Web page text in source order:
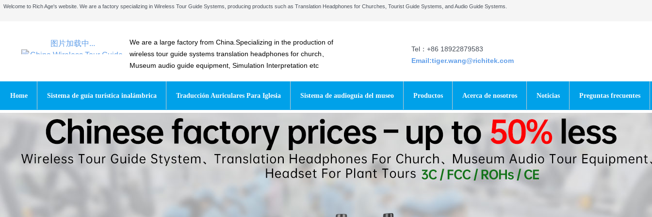
图片加载中...
Home Sistema de guía turística inalámbrica Traducción Auriculares Para Iglesia Sistema de audioguía del museo Productos Acerca de nosotros Noticias Preguntas frecuentes
We are a large factory from China.Specializing in the production of
wireless tour guide systems translation headphones for church、
Museum audio guide equipment, Simulation Interpretation etc
Tel：+86 18922879583
Email:tiger.wang@richitek.com
Welcome to Rich Age's website. We are a factory specializing in Wireless Tour Guide Systems, producing products such as Translation Headphones for Churches, Tourist Guide Systems, and Audio Guide Systems.